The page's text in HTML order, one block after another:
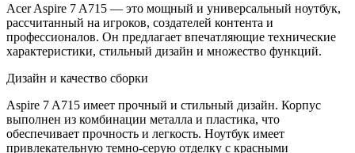
Acer Aspire 7 A715 — это мощный и универсальный ноутбук,
рассчитанный на игроков, создателей контента и
профессионалов. Он предлагает впечатляющие технические
характеристики, стильный дизайн и множество функций.
Дизайн и качество сборки
Aspire 7 A715 имеет прочный и стильный дизайн. Корпус
выполнен из комбинации металла и пластика, что
обеспечивает прочность и легкость. Ноутбук имеет
привлекательную темно-серую отделку с красными